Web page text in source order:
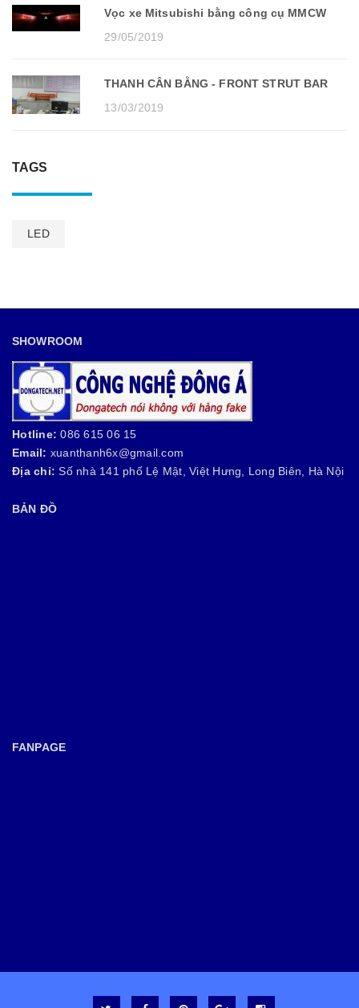
Vọc xe Mitsubishi bằng công cụ MMCW
29/05/2019
THANH CÂN BẰNG - FRONT STRUT BAR
13/03/2019
TAGS
LED
SHOWROOM
Hotline: 086 615 06 15
Email: xuanthanh6x@gmail.com
Địa chỉ: Số nhà 141 phố Lệ Mật, Việt Hưng, Long Biên, Hà Nội
BẢN ĐỒ
FANPAGE